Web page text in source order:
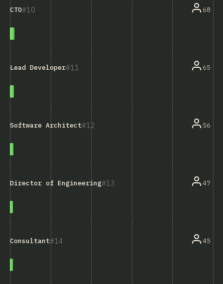
10
CTO 68
11
Lead Developer 65
12
Software Architect 56
13
Director of Engineering 47
14
Consultant 45